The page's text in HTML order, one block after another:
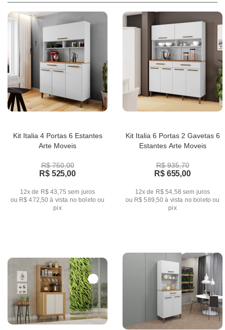
Kit Italia 4 Portas 6 Estantes
Arte Moveis
R$ 750,00
R$ 525,00
12x de R$ 43,75 sem juros
ou R$ 472,50 à vista no boleto ou
pix
Kit Italia 6 Portas 2 Gavetas 6
Estantes Arte Moveis
R$ 935,70
R$ 655,00
12x de R$ 54,58 sem juros
ou R$ 589,50 à vista no boleto ou
pix